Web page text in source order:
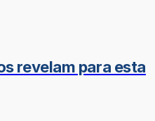
revelam para esta